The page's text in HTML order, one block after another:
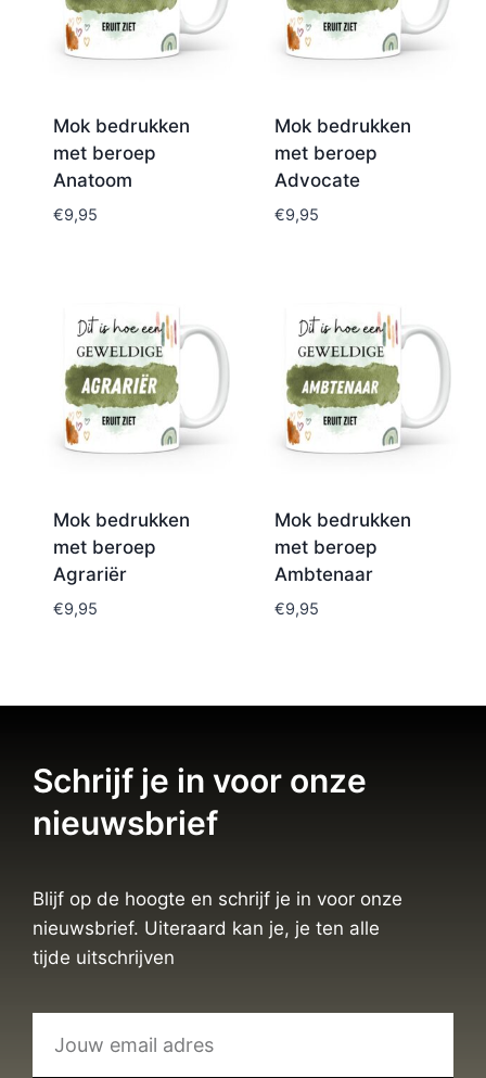
Mok bedrukken
met beroep
Anatoom
€9,95
Mok bedrukken
met beroep
Advocate
€9,95
Mok bedrukken
met beroep
Agrariër
€9,95
Mok bedrukken
met beroep
Ambtenaar
€9,95
Schrijf je in voor onze
nieuwsbrief
Blijf op de hoogte en schrijf je in voor onze
nieuwsbrief. Uiteraard kan je, je ten alle
tijde uitschrijven